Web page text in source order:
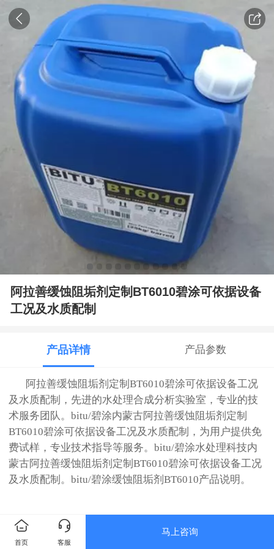
阿拉善缓蚀阻垢剂定制BT6010碧涂可依据设备
工况及水质配制
产品详情 产品参数
阿拉善缓蚀阻垢剂定制BT6010碧涂可依据设备工况
及水质配制，先进的水处理合成分析实验室，专业的技
术服务团队。bitu/碧涂内蒙古阿拉善缓蚀阻垢剂定制
BT6010碧涂可依据设备工况及水质配制，为用户提供免
费试样，专业技术指导等服务。 bitu/碧涂水处理科技内
蒙古阿拉善缓蚀阻垢剂定制BT6010碧涂可依据设备工况
及水质配制。 bitu/碧涂缓蚀阻垢剂 BT6010产品说明。
首页 客服
马上咨询